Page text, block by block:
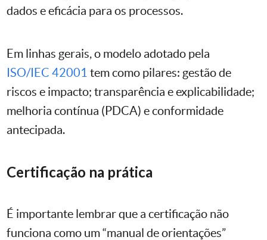
dados e eficácia para os processos.
Em linhas gerais, o modelo adotado pela
ISO/IEC 42001 tem como pilares: gestão de
riscos e impacto; transparência e explicabilidade;
melhoria contínua (PDCA) e conformidade
antecipada.
Certificação na prática
É importante lembrar que a certificação não
funciona como um “manual de orientações”